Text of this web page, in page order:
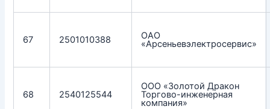
67 2501010388 ОАО
«Арсеньевэлектросервис»
68 2540125544
ООО «Золотой Дракон
Торгово-инженерная
компания»